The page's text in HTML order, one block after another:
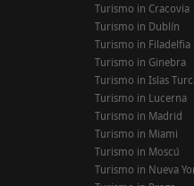
Turismo in Cracovia
Turismo in Dublín
Turismo in Filadelfia
Turismo in Ginebra
Turismo in Islas
Turismo in Lucerna
Turismo in Madrid
Turismo in Miami
Turismo in Moscú
Turismo in Nueva